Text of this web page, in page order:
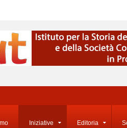
Iniziative Editoria